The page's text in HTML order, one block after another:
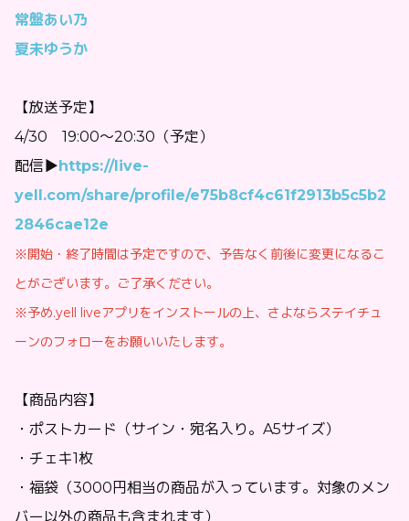
常盤あい乃
夏未ゆうか
【放送予定】
4/30 19:00〜20:30（予定）
配信▶︎https://live-
yell.com/share/profile/e75b8cf4c61f2913b5c5b2
2846cae12e
※開始・終了時間は予定ですので、予告なく前後に変更になるこ
とがございます。ご了承ください。
※予め.yell liveアプリをインストールの上、さよならステイチュ
ーンのフォローをお願いいたします。
【商品内容】
・ポストカード（サイン・宛名入り。A5サイズ）
・チェキ1枚
・福袋（3000円相当の商品が入っています。対象のメン
バー以外の商品も含まれます）